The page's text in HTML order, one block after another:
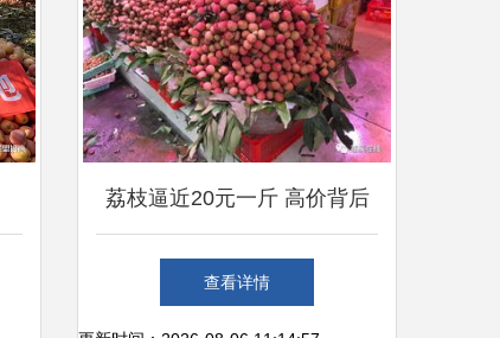
荔枝逼近20元一斤 高价背后
的消费新观察
查看详情